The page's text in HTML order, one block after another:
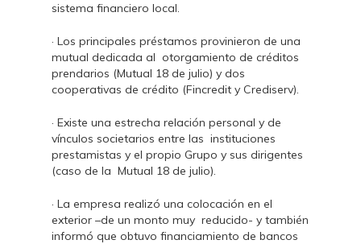
sistema financiero local.
· Los principales préstamos provinieron de una
mutual dedicada al otorgamiento de créditos
prendarios (Mutual 18 de julio) y dos
cooperativas de crédito (Fincredit y Crediserv).
· Existe una estrecha relación personal y de
vínculos societarios entre las instituciones
prestamistas y el propio Grupo y sus dirigentes
(caso de la Mutual 18 de julio).
· La empresa realizó una colocación en el
exterior –de un monto muy reducido- y también
informó que obtuvo financiamiento de bancos